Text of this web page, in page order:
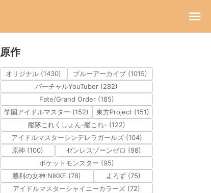
原作
オリジナル (1430)
ブルーアーカイブ (1015)
バーチャルYouTuber (282)
Fate/Grand Order (185)
学園アイドルマスター (152)
東方Project (151)
艦隊これくしょん-艦これ- (122)
アイドルマスターシンデレラガールズ (104)
原神 (100)
ゼンレスゾーンゼロ (98)
ポケットモンスター (95)
勝利の女神:NIKKE (78)
よろず (75)
アイドルマスターシャイニーカラーズ (72)